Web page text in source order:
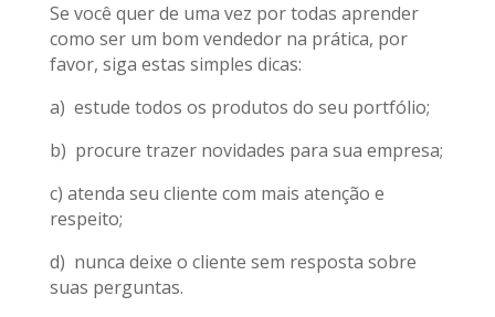
Se você quer de uma vez por todas aprender
como ser um bom vendedor na prática, por
favor, siga estas simples dicas:
a) estude todos os produtos do seu portfólio;
b) procure trazer novidades para sua empresa;
c) atenda seu cliente com mais atenção e
respeito;
d) nunca deixe o cliente sem resposta sobre
suas perguntas.